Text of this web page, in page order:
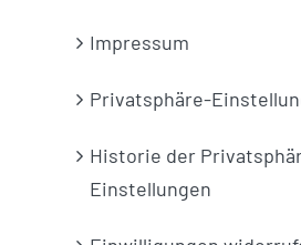
Impressum
Privatsphäre-
Historie der
Einstellungen